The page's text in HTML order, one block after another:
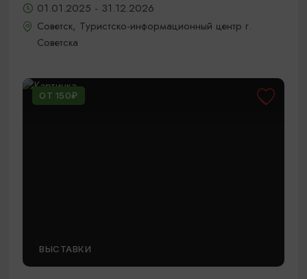
01.01.2025 - 31.12.2026
Советск, Туристско-информационный центр г.
Советска
ОТ 150₽
ВЫСТАВКИ